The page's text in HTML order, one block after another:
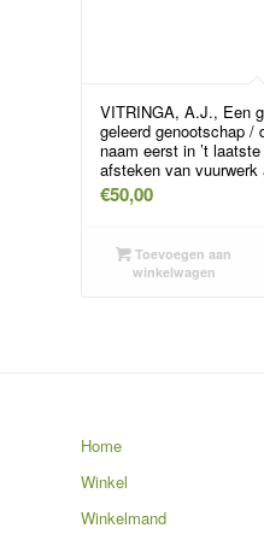
VITRINGA, A.J., Een
geleerd genootschap /
naam eerst in ’t
afsteken van vuurwerk
€50,00
Toevoegen aan
winkelwagen
Home
Winkel
Winkelmand